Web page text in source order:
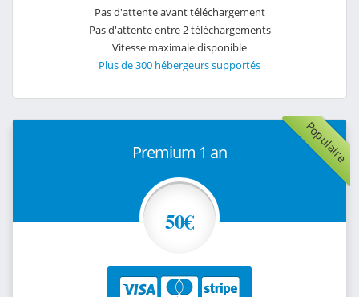
Pas d'attente avant téléchargement
Pas d'attente entre 2 téléchargements
Vitesse maximale disponible
Plus de 300 hébergeurs supportés
Populaire
Premium 1 an
50€